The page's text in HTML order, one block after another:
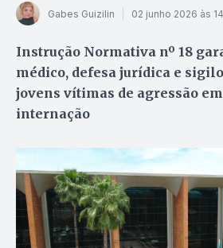
Gabes Guizilin 02 junho 2026 às
Instrução Normativa nº 18
médico, defesa jurídica e
jovens vítimas de agressão
internação